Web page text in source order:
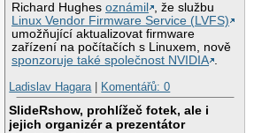
Richard Hughesoznámil
, že službu
Linux Vendor Firmware Service (LVFS)
umožňující aktualizovat firmware
zařízení na počítačích s Linuxem, nově
sponzoruje také společnost NVIDIA .
Ladislav Hagara| Komentářů: 0
SlideRshow, prohlížeč fotek, ale i
jejich organizér a prezentátor